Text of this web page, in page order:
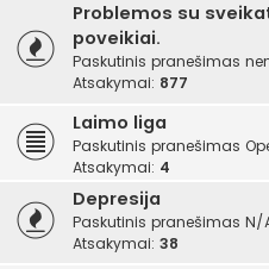
Problemos su
poveikiai.
Paskutinis pranešimas
Atsakymai: 877
Laimo liga
Paskutinis pranešimas
Atsakymai: 4
Depresija
Paskutinis pranešimas N/
Atsakymai: 38